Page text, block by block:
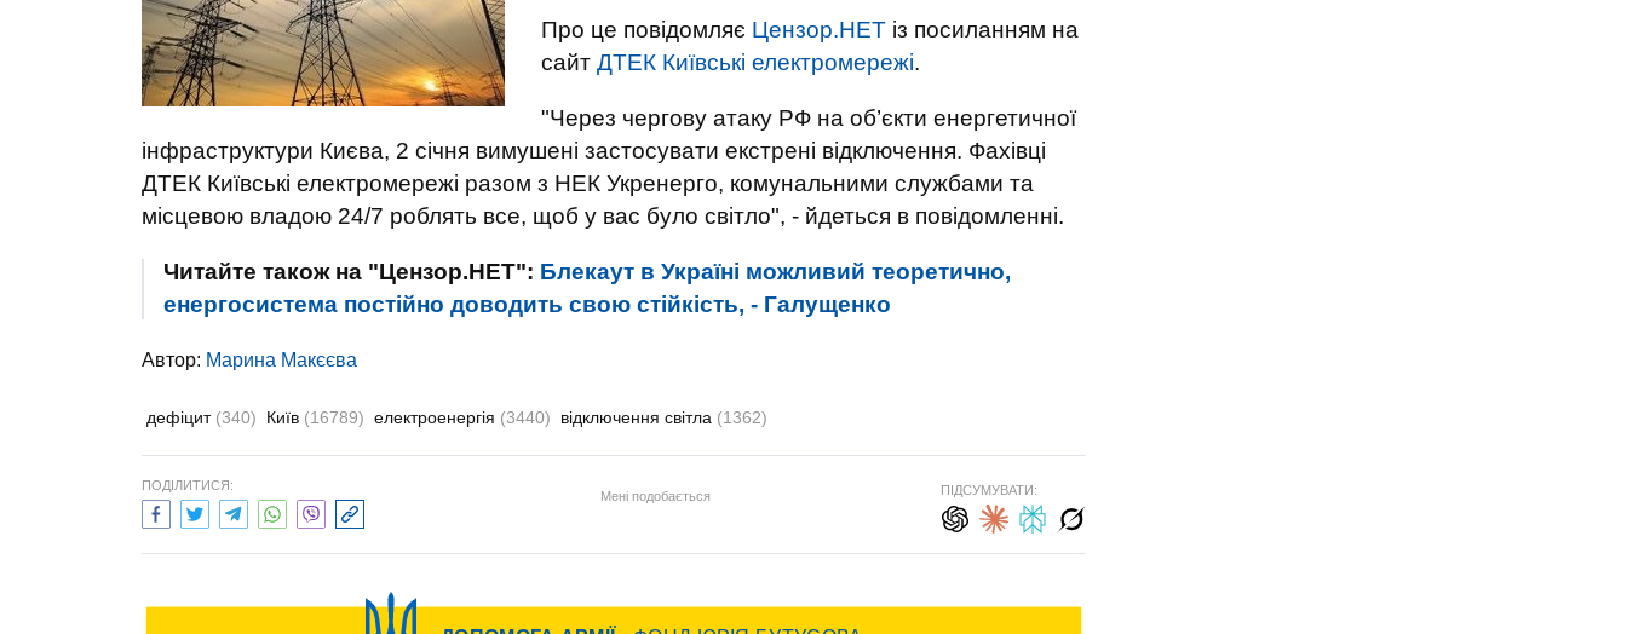
Про це повідомляє Цензор.НЕТ із посиланням на
сайт ДТЕК Київські електромережі.
"Через чергову атаку РФ на об’єкти енергетичної
інфраструктури Києва, 2 січня вимушені застосувати екстрені відключення. Фахівці
ДТЕК Київські електромережі разом з НЕК Укренерго, комунальними службами та
місцевою владою 24/7 роблять все, щоб у вас було світло", - йдеться в повідомленні.
Читайте також на "Цензор.НЕТ": Блекаут в Україні можливий теоретично,
енергосистема постійно доводить свою стійкість, - Галущенко
Автор: Марина Макєєва
дефіцит (340) Київ (16789) електроенергія (3440) відключення світла (1362)
ПОДІЛИТИСЯ:
Мені подобається ПІДСУМУВАТИ: